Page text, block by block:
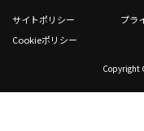
サイトポリシー プラ
Cookieポリシー
Copyright